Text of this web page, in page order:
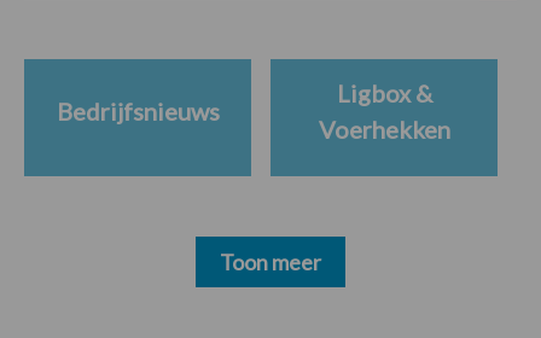
Bedrijfsnieuws
Ligbox &
Voerhekken
Toon meer